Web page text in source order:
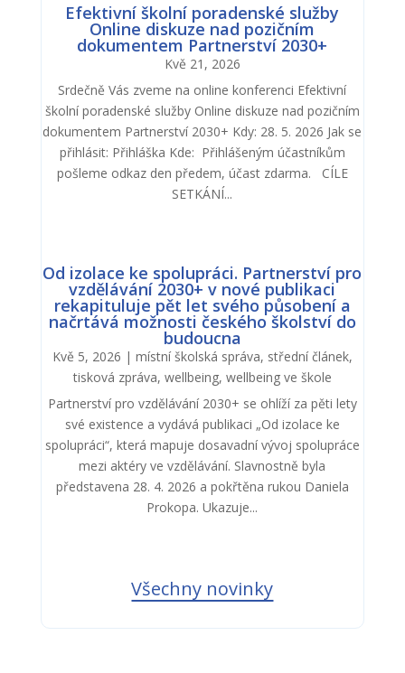
Efektivní školní poradenské služby
Online diskuze nad pozičním
dokumentem Partnerství 2030+
Kvě 21, 2026
Srdečně Vás zveme na online konferenci Efektivní
školní poradenské služby Online diskuze nad pozičním
dokumentem Partnerství 2030+ Kdy: 28. 5. 2026 Jak se
přihlásit: Přihláška Kde: Přihlášeným účastníkům
pošleme odkaz den předem, účast zdarma. CÍLE
SETKÁNÍ...
Od izolace ke spolupráci. Partnerství pro
vzdělávání 2030+ v nové publikaci
rekapituluje pět let svého působení a
načrtává možnosti českého školství do
budoucna
Kvě 5, 2026 | místní školská správa, střední článek,
tisková zpráva, wellbeing, wellbeing ve škole
Partnerství pro vzdělávání 2030+ se ohlíží za pěti lety
své existence a vydává publikaci „Od izolace ke
spolupráci“, která mapuje dosavadní vývoj spolupráce
mezi aktéry ve vzdělávání. Slavnostně byla
představena 28. 4. 2026 a pokřtěna rukou Daniela
Prokopa. Ukazuje...
Všechny novinky